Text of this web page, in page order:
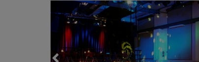
Loading...Loading...